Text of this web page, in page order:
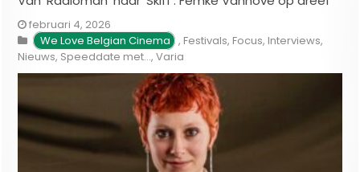
februari 4, 2026
We Love Belgian Cinema , Festivals, Focus, Interviews,
Nieuws, Speeddate met...,Varia